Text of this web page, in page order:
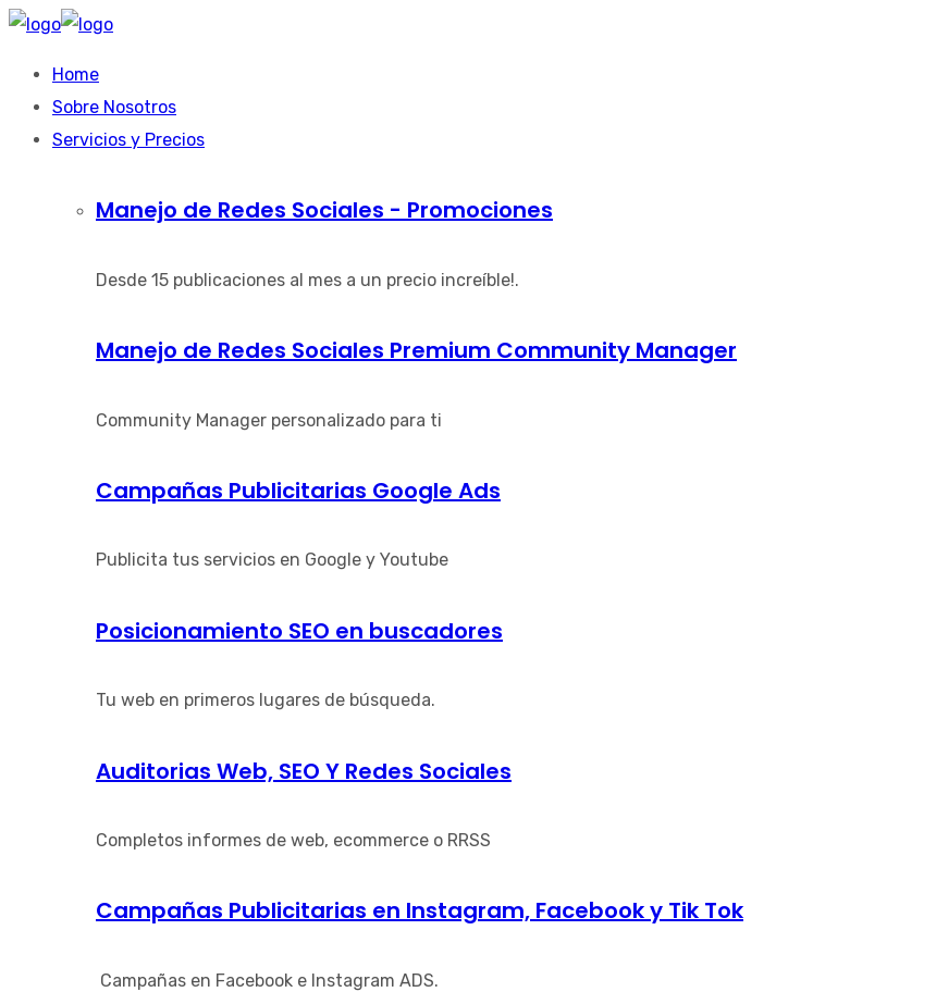
Home
Sobre Nosotros
Servicios y Precios
Manejo de Redes Sociales - Promociones
Desde 15 publicaciones al mes a un precio increíble!.
Manejo de Redes Sociales Premium Community Manager
Community Manager personalizado para ti
Campañas Publicitarias Google Ads
Publicita tus servicios en Google y Youtube
Posicionamiento SEO en buscadores
Tu web en primeros lugares de búsqueda.
Auditorias Web, SEO Y Redes Sociales
Completos informes de web, ecommerce o RRSS
Campañas Publicitarias en Instagram, Facebook y Tik Tok
Campañas en Facebook e Instagram ADS.